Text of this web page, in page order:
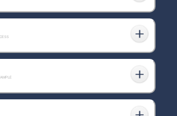
漆，这几家真的值得选？
被问爆的米兰丝绒墙艺术漆 轻法
式装修必选卡百利米兰丝绒艺术
漆